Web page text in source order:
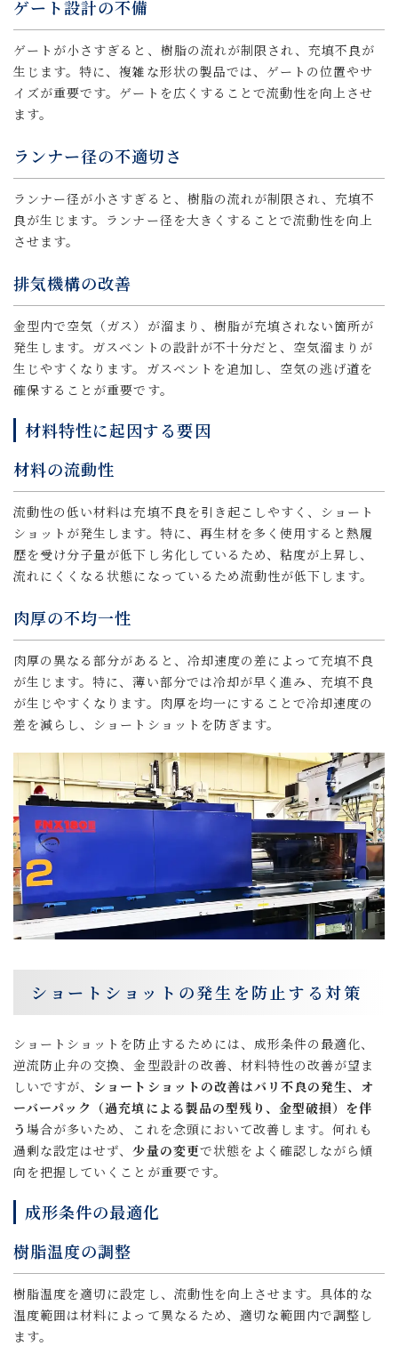
ゲート設計の不備
ゲートが小さすぎると、樹脂の流れが制限され、充填不良が
生じます。特に、複雑な形状の製品では、ゲートの位置やサ
イズが重要です。ゲートを広くすることで流動性を向上させ
ます。
ランナー径の不適切さ
ランナー径が小さすぎると、樹脂の流れが制限され、充填不
良が生じます。ランナー径を大きくすることで流動性を向上
させます。
排気機構の改善
金型内で空気（ガス）が溜まり、樹脂が充填されない箇所が
発生します。ガスベントの設計が不十分だと、空気溜まりが
生じやすくなります。ガスベントを追加し、空気の逃げ道を
確保することが重要です。
材料特性に起因する要因
材料の流動性
流動性の低い材料は充填不良を引き起こしやすく、ショート
ショットが発生します。特に、再生材を多く使用すると熱履
歴を受け分子量が低下し劣化しているため、粘度が上昇し、
流れにくくなる状態になっているため流動性が低下します。
肉厚の不均一性
肉厚の異なる部分があると、冷却速度の差によって充填不良
が生じます。特に、薄い部分では冷却が早く進み、充填不良
が生じやすくなります。肉厚を均一にすることで冷却速度の
差を減らし、ショートショットを防ぎます。
ショートショットの発生を防止する対策
ショートショットを防止するためには、成形条件の最適化、
逆流防止弁の交換、金型設計の改善、材料特性の改善が望ま
しいですが、 ショートショットの改善はバリ不良の発生、オ
ーバーパック（過充填による製品の型残り、金型破損）を伴
う場合が多いため、これを念頭において改善します。何れも
過剰な設定はせず、少量の変更で状態をよく確認しながら傾
向を把握していくことが重要です。
成形条件の最適化
樹脂温度の調整
樹脂温度を適切に設定し、流動性を向上させます。具体的な
温度範囲は材料によって異なるため、適切な範囲内で調整し
ます。